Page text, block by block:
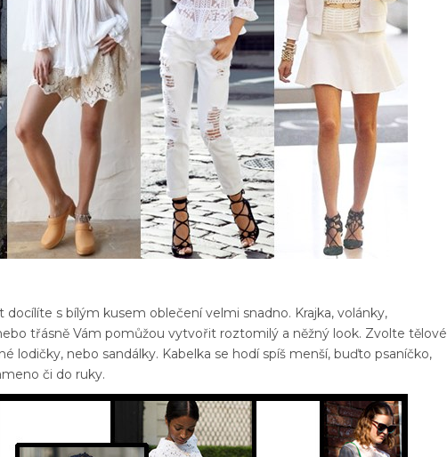
s bílým kusem oblečení velmi snadno. Krajka, volánky,
třásně Vám pomůžou vytvořit roztomilý a něžný look. Zvolte tělové
lodičky, nebo sandálky. Kabelka se hodí spíš menší, buďto psaníčko,
či do ruky.